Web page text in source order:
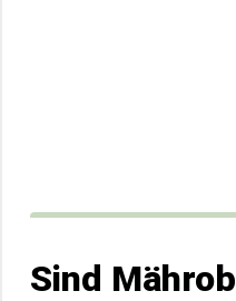
Sind